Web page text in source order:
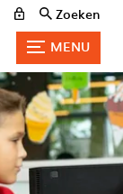
Zoeken
MENU